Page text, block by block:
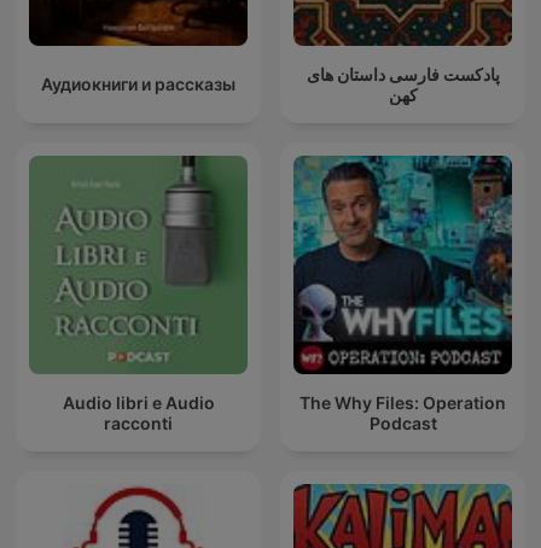
Аудиокниги и рассказы
پادکست فارسی داستان های
کهن
Audio libri e Audio
racconti
The Why Files: Operation
Podcast